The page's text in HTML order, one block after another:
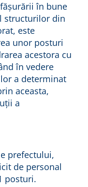
în bune
structurilor din
este
unor posturi
acestora cu
în vedere
a determinat
aceasta,
a
prefectului,
de personal
posturi.